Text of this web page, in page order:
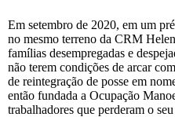
Em setembro de 2020, em um
no mesmo terreno da CRM
famílias desempregadas e
não terem condições de arcar
de reintegração de posse em
então fundada a Ocupação
trabalhadores que perderam o